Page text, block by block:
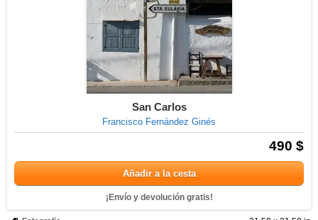
San Carlos
Francisco Fernández Ginés
490 $
Añadir a la cesta
¡Envío y devolución gratis!